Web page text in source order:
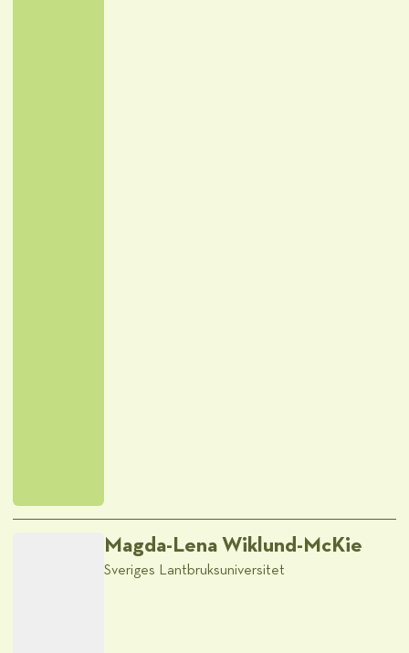
Magda-Lena Wiklund-McKie
Sveriges Lantbruksuniversitet